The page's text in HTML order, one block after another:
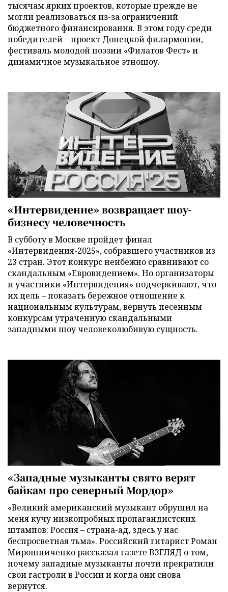
тысячам ярких проектов, которые прежде не
могли реализоваться из-за ограничений
бюджетного финансирования. В этом году среди
победителей – проект Донецкой филармонии,
фестиваль молодой поэзии «Филатов Фест» и
динамичное музыкальное этношоу.
«Интервидение» возвращает шоу-
бизнесу человечность
В субботу в Москве пройдет финал
«Интервидения-2025», собравшего участников из
23 стран. Этот конкурс неибежно сравнивают со
скандальным «Евровидением». Но организаторы
и участники «Интервидения» подчеркивают, что
их цель – показать бережное отношение к
национальным культурам, вернуть песенным
конкурсам утраченную скандальными
западными шоу человеколюбивую сущность.
«Западные музыканты свято верят
байкам про северный Мордор»
«Великий американский музыкант обрушил на
меня кучу низкопробных пропагандистских
штампов: Россия – страна-ад, здесь у нас
беспросветная тьма». Российский гитарист Роман
Мирошниченко рассказал газете ВЗГЛЯД о том,
почему западные музыканты почти прекратили
свои гастроли в России и когда они снова
вернутся.